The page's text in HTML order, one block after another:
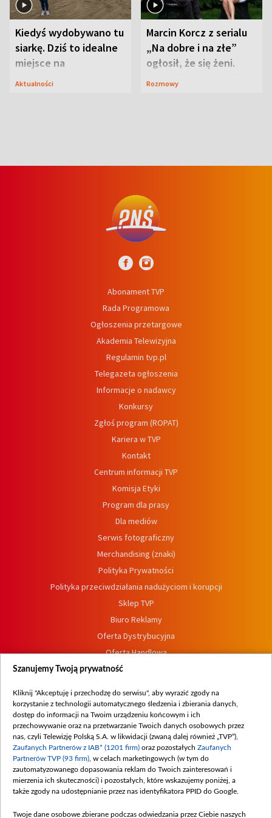
Kiedyś wydobywano tu
siarkę. Dziś to idealne
miejsce na
wypoczynek
Aktualności
Marcin Korcz z serialu
„Na dobre i na złe”
ogłosił, że się żeni.
Zdradził, co zmienił
Rozmowy
Abonament TVP
Rada Programowa
Ogłoszenia przetargowe
Akademia Telewizyjna
Regulamin tvp.pl
Telegazeta ogłoszenia
Informacje o nadawcy
Konkursy
Zgłoś program (ROPAT)
Kariera w TVP
Kontakt
Centrum informacji TVP
Komisja Etyki
Program dla prasy
Dla mediów
Serwis fotograficzny
Merchandising (znaki)
Polityka Prywatności
Polityka przeciwdziałania nadużyciom i korupcji
Sklep TVP
Biuro Reklamy
Oferta Dystrybucyjna
Oferta Handlowa
Dostępność
Procedura zgłoszeń wewnętrznych
Szanujemy Twoją prywatność
Kliknij "Akceptuję i przechodzę do serwisu", aby wyrazić zgody na
korzystanie z technologii automatycznego śledzenia i zbierania danych,
dostęp do informacji na Twoim urządzeniu końcowym i ich
przechowywanie oraz na przetwarzanie Twoich danych osobowych przez
nas, czyli Telewizję Polską S.A. w likwidacji (zwaną dalej również „TVP”),
Zaufanych Partnerów z IAB* (1201 firm) oraz pozostałych Zaufanych
Partnerów TVP (93 firm) , w celach marketingowych (w tym do
zautomatyzowanego dopasowania reklam do Twoich zainteresowań i
mierzenia ich skuteczności) i pozostałych, które wskazujemy poniżej, a
także zgody na udostępnianie przez nas identyfikatora PPID do Google.
Twoje dane osobowe zbierane podczas odwiedzania przez Ciebie naszych